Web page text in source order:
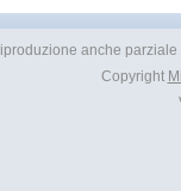
anche
Copyright